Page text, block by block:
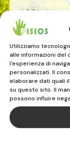
Utilizziamo
alle informazioni del
l'esperienza di
personalizzati. Il
elaborare dati quali
su questo sito. Il
possono influire
riabilitazione
osteopatia
rieducazione
riabilitazione
riabilitazione
terapia
esercizio
tecarterapia
onde d'urto
PRESTAZIONI